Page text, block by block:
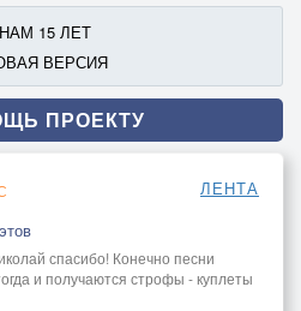
15 ЛЕТ
ВЕРСИЯ
ПРОЕКТУ
ЛЕНТА
спасибо! Конечно песни
и получаются строфы - куплеты